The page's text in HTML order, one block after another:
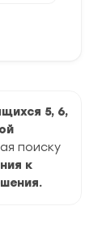
5, 6,
поиску
к